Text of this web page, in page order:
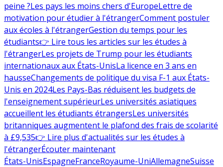
peine ?Les pays les moins chers d'EuropeLettre de
motivation pour étudier à l'étrangerComment postuler
aux écoles à l'étrangerGestion du temps pour les
étudiants👉 Lire tous les articles sur les études à
l'étrangerLes projets de Trump pour les étudiants
internationaux aux États-UnisLa licence en 3 ans en
hausseChangements de politique du visa F-1 aux États-
Unis en 2024Les Pays-Bas réduisent les budgets de
l'enseignement supérieurLes universités asiatiques
accueillent les étudiants étrangersLes universités
britanniques augmentent le plafond des frais de scolarité
à £9,535👉 Lire plus d'actualités sur les études à
l'étrangerÉcouter maintenant
États-UnisEspagneFranceRoyaume-UniAllemagneSuisse